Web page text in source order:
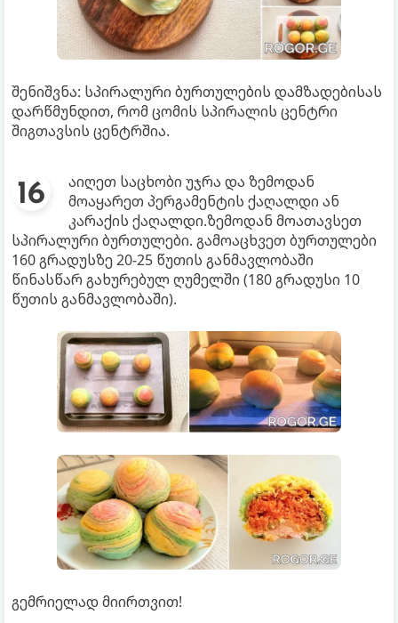
შენიშვნა: სპირალური ბურთულების დამზადებისას
დარწმუნდით, რომ ცომის სპირალის ცენტრი
შიგთავსის ცენტრშია.
აიღეთ საცხობი უჯრა და ზემოდან
მოაყარეთ პერგამენტის ქაღალდი ან
კარაქის ქაღალდი.ზემოდან მოათავსეთ
სპირალური ბურთულები. გამოაცხვეთ ბურთულები
160 გრადუსზე 20-25 წუთის განმავლობაში
წინასწარ გახურებულ ღუმელში (180 გრადუსი 10
წუთის განმავლობაში).
გემრიელად მიირთვით!